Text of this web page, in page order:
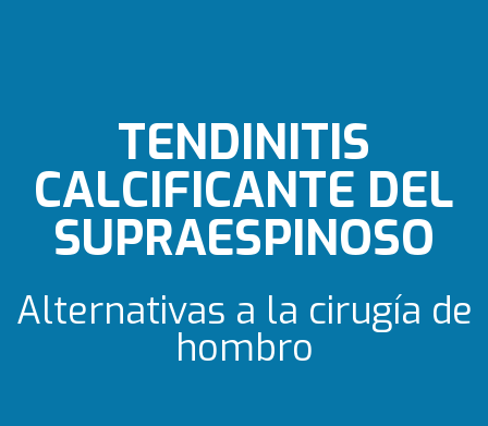
TENDINITIS
CALCIFICANTE DEL
SUPRAESPINOSO
Alternativas a la cirugía de
hombro